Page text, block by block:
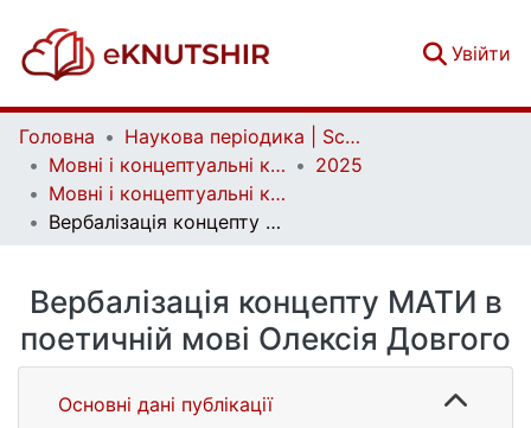
Увійти
Головна
Наукова періодика | Scientific periodicals
Мовні і концептуальні картини світу | Linguistic and conceptual worldviews
2025
Мовні і концептуальні картини світу. Вип. 1 (77)
Вербалізація концепту МАТИ в поетичній мові Олексія Довгого
Вербалізація концепту МАТИ в
поетичній мові Олексія Довгого
Основні дані публікації